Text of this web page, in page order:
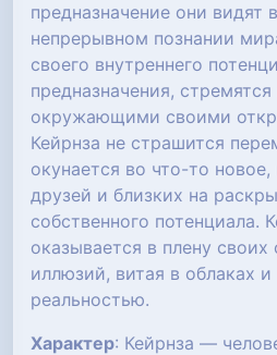
предназначение они видят
непрерывном познании
своего внутреннего
предназначения,
окружающими своими
Кейрнза не страшится
окунается во что-то новое,
друзей и близких на
собственного потенциала.
оказывается в плену своих
иллюзий, витая в облаках и
реальностью.
Характер: Кейрнза —